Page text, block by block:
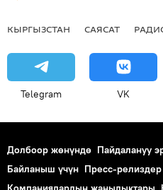
КЫРГЫЗСТАН САЯСАТ
Telegram VK
Долбоор жөнүндө Пайдалануу
Байланыш үчүн Пресс-релиздер